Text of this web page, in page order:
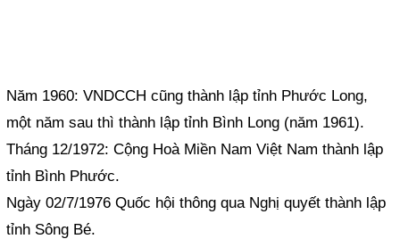
Năm 1960: VNDCCH cũng thành lập tỉnh Phước Long,
một năm sau thì thành lập tỉnh Bình Long (năm 1961).
Tháng 12/1972: Cộng Hoà Miền Nam Việt Nam thành lập
tỉnh Bình Phước.
Ngày 02/7/1976 Quốc hội thông qua Nghị quyết thành lập
tỉnh Sông Bé.